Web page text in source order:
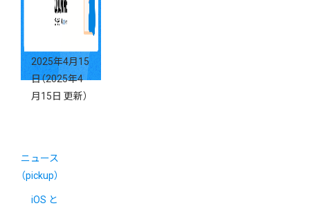
2025年4月15
日（2025年4
月15日 更新）
ニュース
（pickup）
iOS と